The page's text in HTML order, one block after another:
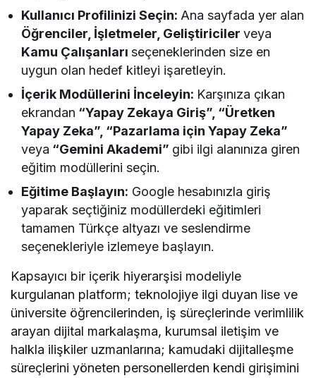
Kullanıcı Profilinizi Seçin: Ana sayfada yer alan
Öğrenciler, İşletmeler, Geliştiricilerveya
Kamu Çalışanlarıseçeneklerinden size en
uygun olan hedef kitleyi işaretleyin.
İçerik Modüllerini İnceleyin: Karşınıza çıkan
ekrandan “Yapay Zekaya Giriş”, “Üretken
Yapay Zeka”, “Pazarlama için Yapay Zeka”
veya “Gemini Akademi” gibi ilgi alanınıza giren
eğitim modüllerini seçin.
Eğitime Başlayın: Google hesabınızla giriş
yaparak seçtiğiniz modüllerdeki eğitimleri
tamamen Türkçe altyazı ve seslendirme
seçenekleriyle izlemeye başlayın.
Kapsayıcı bir içerik hiyerarşisi modeliyle
kurgulanan platform; teknolojiye ilgi duyan lise ve
üniversite öğrencilerinden, iş süreçlerinde verimlilik
arayan dijital markalaşma, kurumsal iletişim ve
halkla ilişkiler uzmanlarına; kamudaki dijitalleşme
süreçlerini yöneten personellerden kendi girişimini